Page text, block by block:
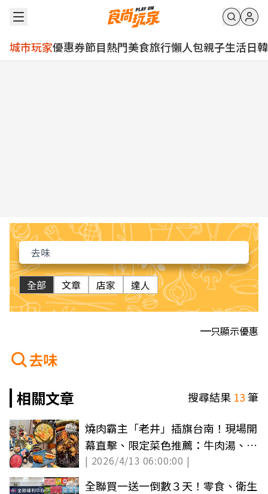
城市玩家優惠券節目熱門美食旅行懶人包親子生活日韓
全部 文章 店家 達人
只顯示優惠
去味
相關文章
搜尋結果 13筆
燒肉霸主「老井」插旗台南！現場開
幕直擊、限定菜色推薦：牛肉湯、蟹
黃粥必吃
| 2026/4/13 06:00:00 |
全聯買一送一倒數３天！零食、衛生